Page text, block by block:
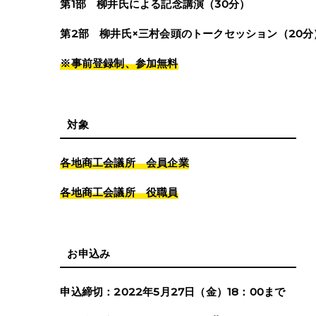
第1部 柳井氏による記念講演（30分）
第2部 柳井氏×三村会頭のトークセッション（20分
※事前登録制、参加無料
対象
各地商工会議所 会員企業
各地商工会議所 役職員
お申込み
申込締切：2022年5月27日（金）18：00まで